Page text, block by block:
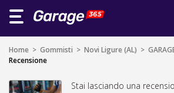
Home > Gommisti > Novi Ligure (AL) >
Recensione
Stai lasciando una